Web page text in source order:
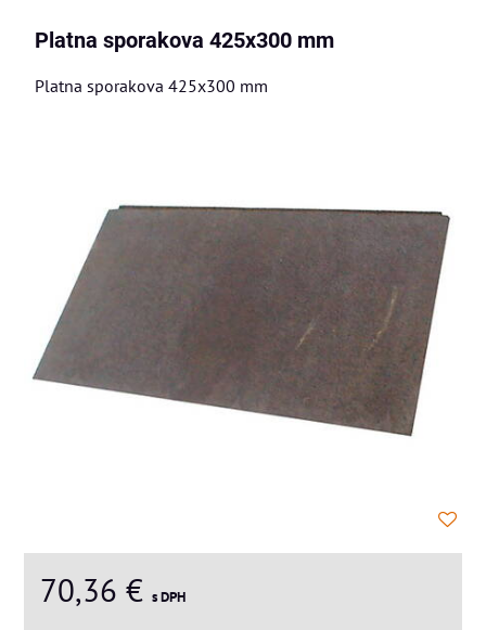
Platna sporakova 425x300 mm
Platna sporakova 425x300 mm
70,36 € s DPH